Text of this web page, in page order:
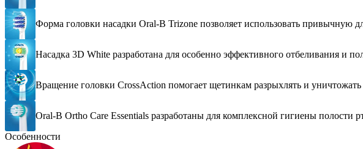
Форма головки насадки Oral-B Trizone позволяет использовать привычную
Насадка 3D White разработана для особенно эффективного отбеливания и
Вращение головки CrossAction помогает щетинкам разрыхлять и уничтожать
Oral-B Ortho Care Essentials разработаны для комплексной гигиены
Особенности